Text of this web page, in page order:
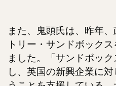
また、鬼頭氏は、昨年
トリー・サンドボック
ました。「サンドボッ
し、英国の新興企業に